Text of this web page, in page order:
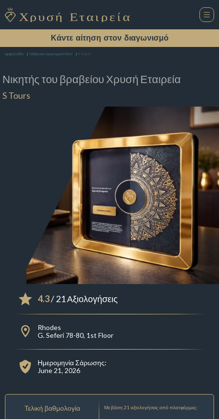
Κάντε αίτηση στον διαγωνισμό
Αρχική Σελίδα Ταξιδιωτικό πρακτορείο Ροδοσ S Tours
Νικητής του βραβείου Χρυσή Εταιρεία
S Tours
4.3/ 21 Αξιολογήσεις
Rhodes
G. Seferi 78-80, 1st Floor
Ημερομηνία Σάρωσης:
June 21, 2026
Τελική βαθμολογία Με βάση 21 αξιολογήσεις από πλατφόρμες: